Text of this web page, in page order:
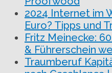
2024 Internet im
Euro? Tipps und
Fritz Meinecke:
& Führerschein
Traumberuf